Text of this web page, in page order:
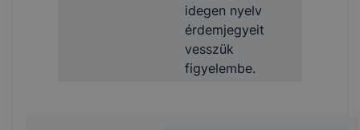
idegen nyelv
érdemjegyeit
vesszük
figyelembe.